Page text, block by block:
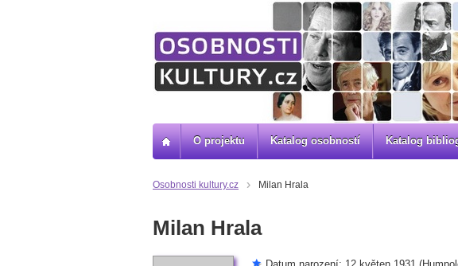
Osobnosti kultury.cz Milan Hrala
Milan Hrala
O projektu Katalog osobností Katalog